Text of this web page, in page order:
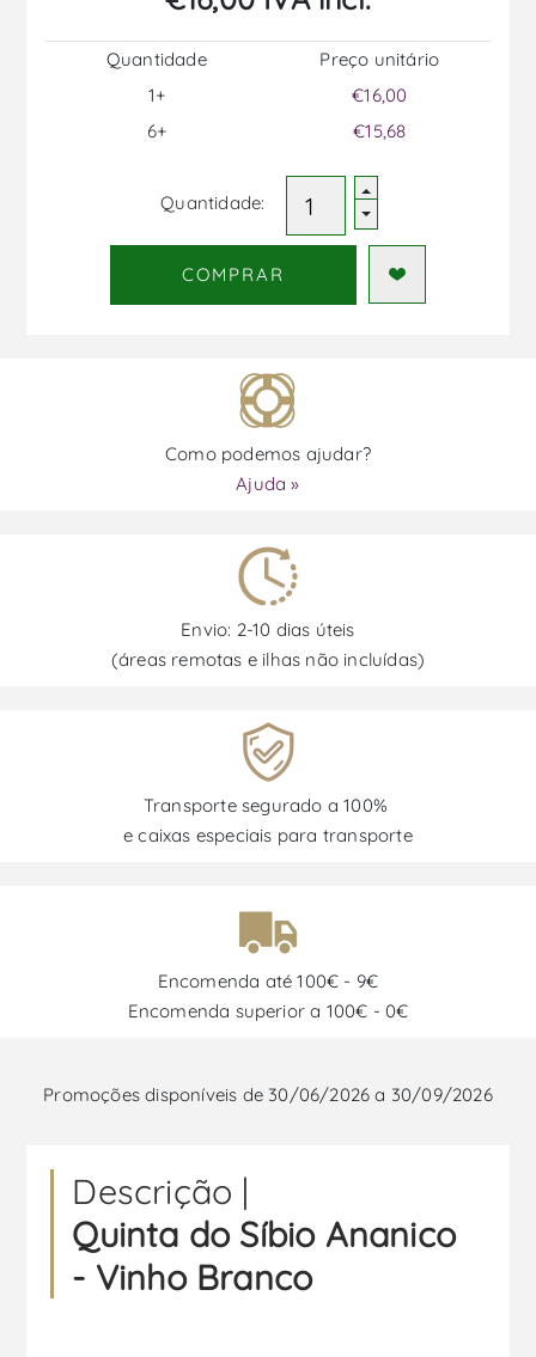
Quantidade
1+
6+
Preço unitário
€16,00
€15,68
Quantidade:
COMPRAR
Como podemos ajudar?
Ajuda »
Envio: 2-10 dias úteis
(áreas remotas e ilhas não incluídas)
Transporte segurado a 100%
e caixas especiais para transporte
Encomenda até 100€ - 9€
Encomenda superior a 100€ - 0€
Promoções disponíveis de 30/06/2026 a 30/09/2026
Descrição |
Quinta do Síbio Ananico
- Vinho Branco